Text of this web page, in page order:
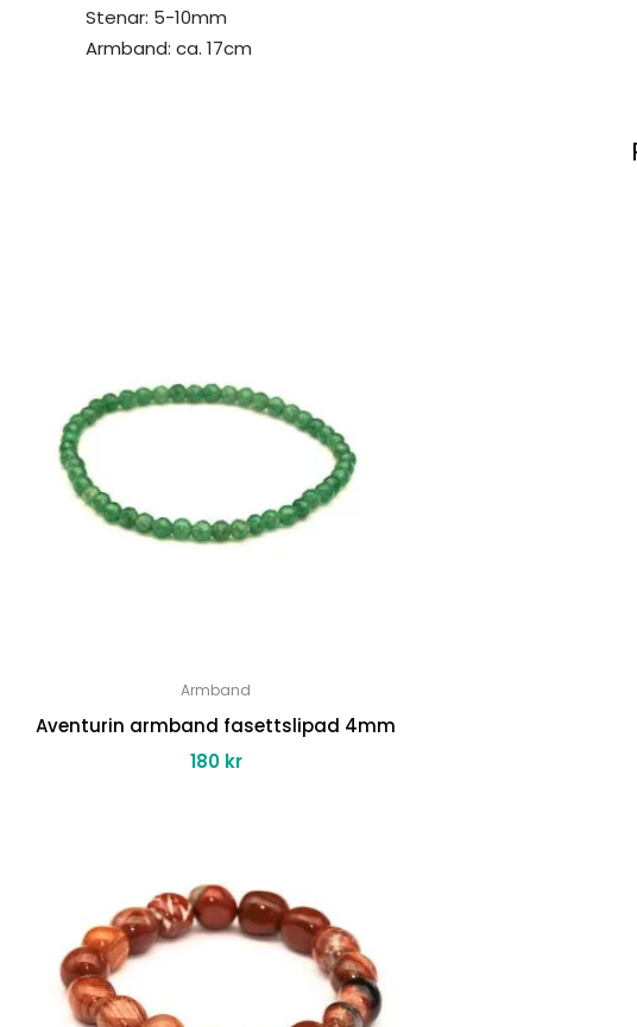
Stenar: 5-10mm
Armband: ca. 17cm
Armband
Aventurin armband fasettslipad 4mm
180 kr